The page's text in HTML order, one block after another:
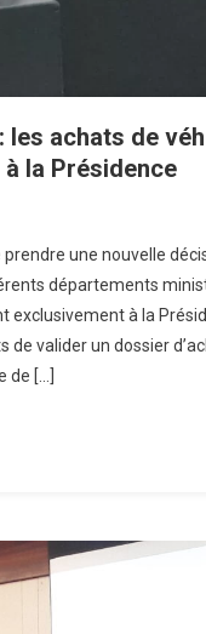
achats de
la Présidence
prendre une nouvelle
départements
exclusivement à la
valider un dossier
[…]